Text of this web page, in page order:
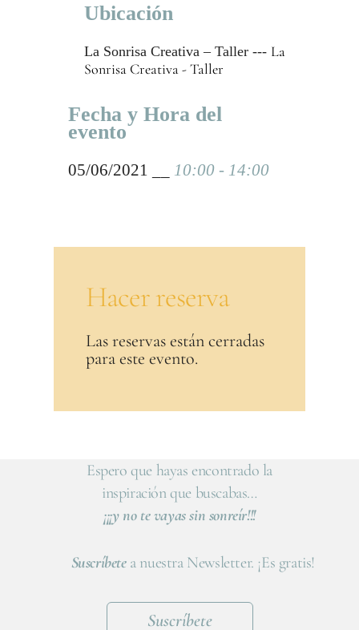
Ubicación
La Sonrisa Creativa – Taller --- La
Sonrisa Creativa - Taller
Fecha y Hora del
evento
05/06/2021 __ 10:00 - 14:00
Hacer reserva
Las reservas están cerradas
para este evento.
Espero que hayas encontrado la
inspiración que buscabas…
¡¡¡y no te vayas sin sonreír!!!
Suscríbetea nuestra Newsletter. ¡Es gratis!
Suscríbete